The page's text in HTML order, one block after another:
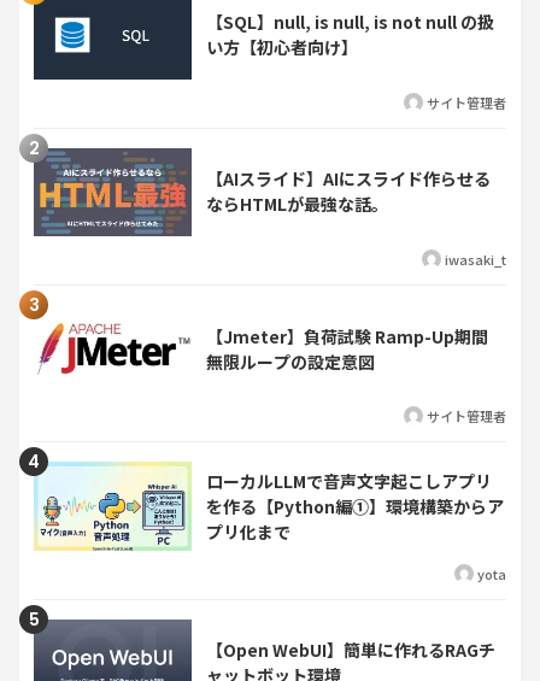
【SQL】null, is null, is not null の扱
い方【初心者向け】
サイト管理者
【AIスライド】AIにスライド作らせる
ならHTMLが最強な話。
iwasaki_t
【Jmeter】負荷試験 Ramp-Up期間
無限ループの設定意図
サイト管理者
ローカルLLMで音声文字起こしアプリ
を作る【Python編①】環境構築からア
プリ化まで
yota
【Open WebUI】簡単に作れるRAGチ
ャットボット環境